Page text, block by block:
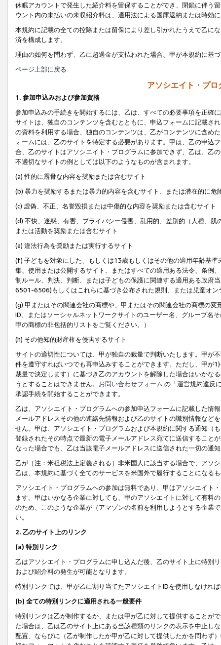
休眠アカウントで発生した紹介料を留保することができ、閉鎖に伴う
ウント内の未払いの未収紹介料は、適用法による国庫返納または時効
本規約に記載の全ての控除または留保により差し引かれたうえで乙に
済を構成します。
理由の如何を問わず、乙に超過金が支払われた場合、甲が本規約に基
ページ上部に戻る
アソシエイト・プ
1. 参加申込みおよび参加資格
参加申込みの手続きを開始するには、乙は、すべての必要事項を正確
サイトは、独自のコンテンツを含むとともに、申込フォームに記載さ
の資料を利用する場合、独自のコンテンツは、乙がコンテンツに含め
ォームには、乙のサイトを特定する必要があります。甲は、乙の申込
合、乙のサイトはアソシエイト・プログラムに参加できず、乙は、乙
不適切なサイトの例としては以下のようなものが含まれます。
(a) 性的に露骨な内容を奨励または含むサイト
(b) 暴力を奨励するまたは暴力的内容を含むサイト、または潜在的に
(c) 虚偽、不正、名誉毀損または中傷的な内容を奨励または含むサイト
(d) 不快、迷惑、有害、プライバシー侵害、乱用的、差別的（人種、
または活動を奨励または含むサイト
(e) 違法行為を奨励または実行するサイト
(f) 子どもを対象にした、もしくは13歳もしくはその他の適用年齢基
集、使用または公開するサイト、またはすべての適用ある法令、条例
制ルール、判決、判断、または子どもの保護に関連する適用ある政府
6501-6506)もしくはこれらに基づき公布された規則、または児童オン
(g) 甲またはその関連会社の商標や、甲またはその関連会社の商標の
ID、またはソーシャルネットワークサイトのユーザー名、グループ名
甲の商標の非包括的リストをご覧ください。）
(h) その他知的財産権を侵害するサイト
サイトの適切性については、甲が独自の裁量で判断いたします。甲が
件を遵守すればいつでも再申込みすることができます。ただし、甲が
裁量で決定します）に基づき乙のアカウントを解除した場合はいかな
うとすることはできません。 お問い合わせフォーム の「運営規約違反
承認手続を開始することができます。
乙は、アソシエイト・プログラムへの参加申込フォームに記載した情
メールアドレスその他の連絡先情報および乙のサイトの識別情報など
せん。甲は、アソシエイト・プログラムおよび本規約に関する通知（
登録されたその時点で最新の電子メールアドレス宛てに送信すること
なった場合でも、乙は当該電子メールアドレスに送信された一切の通
乙が［注：米租税法上定義される］非米国人に該当する場合で、アソ
乙は、本規約に基づく全てのサービスを米国外で履行することになる
アソシエイト・プログラムへの参加は無料であり、甲はアソシエイト
ます。甲はいかなる企業に対しても、甲のアソシエイトに対して有料
のため、このような企業が（アマゾンの名前を利用しようとする企業
い。
2. 乙のサイト上のリンク
(a) 特別リンク
乙はアソシエイト・プログラムに申し込んだ後、乙のサイト上に特別
および紹介料の発生が可能となります。
特別リンクでは、甲が乙に割り当てたアソシエイトIDを使用しなけれ
(b) 全ての特別リンクに適用される一般要件
特別リンクは乙が制作するか、または甲が乙に対して提供することが
た場合は、乙は乙のサイト上にある当該種類のリンクの表示を中止し
配置、ならびに（乙が制作したか甲が乙に対して提供したかを問わず